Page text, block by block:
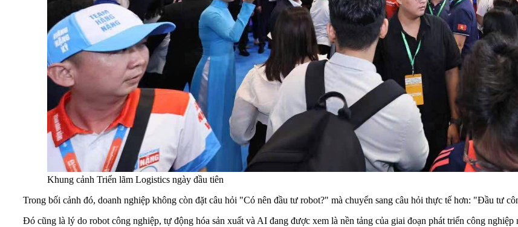
Khung cảnh Triển lãm Logistics ngày đầu tiên
Trong bối cảnh đó, doanh nghiệp không còn đặt câu hỏi "Có nên đầu tư robot?" mà chuyển sang câu hỏi thực tế hơn: "Đầu tư
Đó cũng là lý do robot công nghiệp, tự động hóa sản xuất và AI đang được xem là nền tảng của giai đoạn phát triển công nghiệp